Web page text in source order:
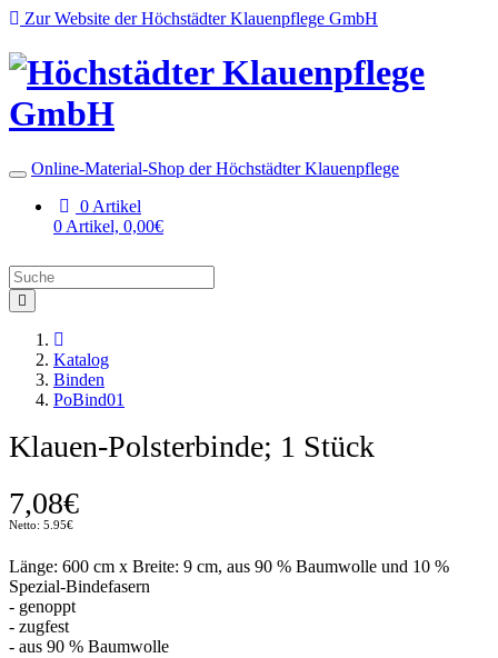
Zur Website der Höchstädter Klauenpflege GmbH
Online-Material-Shop der Höchstädter Klauenpflege
0 Artikel
0 Artikel, 0,00€
Katalog
Binden
PoBind01
Klauen-Polsterbinde; 1 Stück
7,08€
Netto: 5.95€
Länge: 600 cm x Breite: 9 cm, aus 90 % Baumwolle und 10 %
Spezial-Bindefasern
- genoppt
- zugfest
- aus 90 % Baumwolle